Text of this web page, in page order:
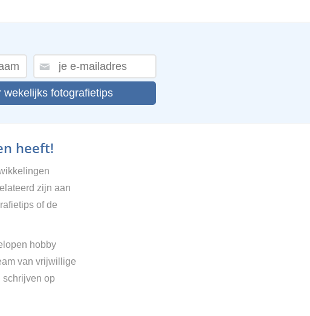
wekelijks fotografietips
heeft!
zijn aan
of de
hobby
van vrijwillige
schrijven op